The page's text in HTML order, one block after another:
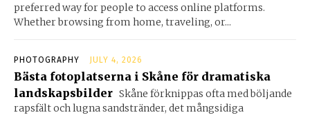
preferred way for people to access online platforms.
Whether browsing from home, traveling, or...
PHOTOGRAPHY JULY 4, 2026
Bästa fotoplatserna i Skåne för dramatiska
landskapsbilder Skåne förknippas ofta med böljande
rapsfält och lugna sandstränder, det mångsidiga